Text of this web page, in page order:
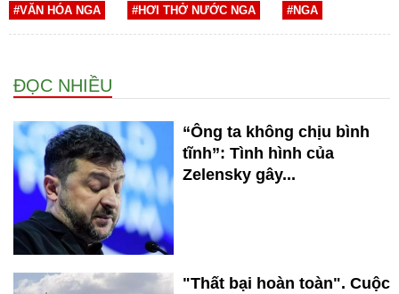
#VĂN HÓA NGA #HƠI THỞ NƯỚC NGA #NGA
ĐỌC NHIỀU
“Ông ta không chịu bình
tĩnh”: Tình hình của
Zelensky gây...
"Thất bại hoàn toàn". Cuộc